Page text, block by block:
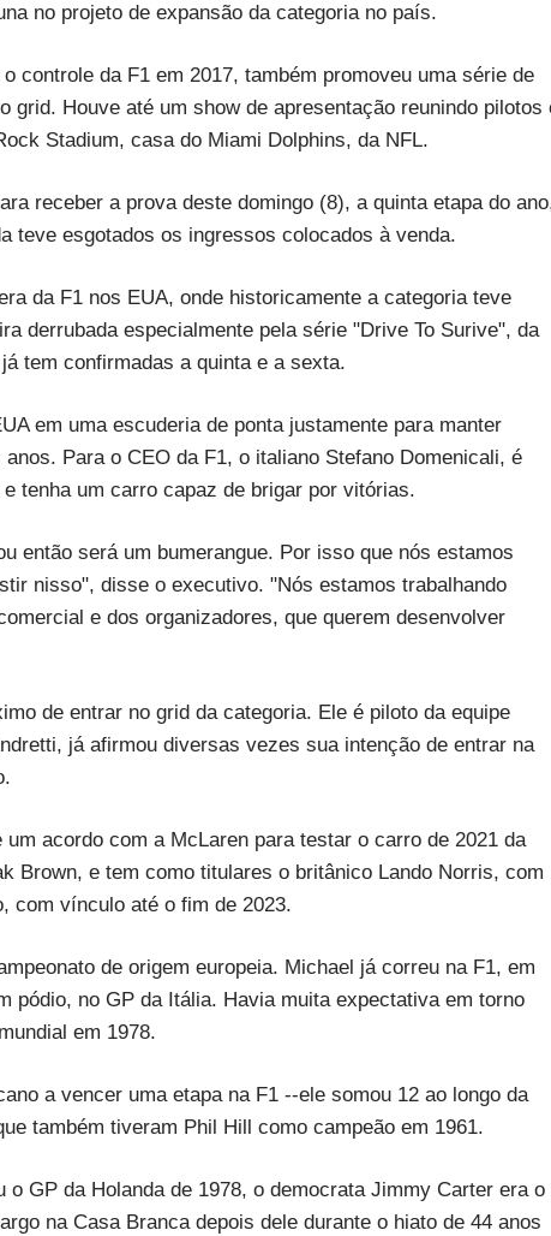
no projeto de expansão da categoria no país.
controle da F1 em 2017, também promoveu uma série de
Houve até um show de apresentação reunindo pilotos
Stadium, casa do Miami Dolphins, da NFL.
receber a prova deste domingo (8), a quinta etapa do
teve esgotados os ingressos colocados à venda.
da F1 nos EUA, onde historicamente a categoria teve
derrubada especialmente pela série "Drive To Surive", da
tem confirmadas a quinta e a sexta.
em uma escuderia de ponta justamente para manter
Para o CEO da F1, o italiano Stefano Domenicali, é
tenha um carro capaz de brigar por vitórias.
então será um bumerangue. Por isso que nós estamos
nisso", disse o executivo. "Nós estamos trabalhando
e dos organizadores, que querem desenvolver
de entrar no grid da categoria. Ele é piloto da equipe
já afirmou diversas vezes sua intenção de entrar na
acordo com a McLaren para testar o carro de 2021 da
Brown, e tem como titulares o britânico Lando Norris, com
com vínculo até o fim de 2023.
de origem europeia. Michael já correu na F1, em
pódio, no GP da Itália. Havia muita expectativa em torno
em 1978.
a vencer uma etapa na F1 --ele somou 12 ao longo da
também tiveram Phil Hill como campeão em 1961.
GP da Holanda de 1978, o democrata Jimmy Carter era o
na Casa Branca depois dele durante o hiato de 44 anos